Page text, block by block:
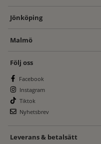
Jönköping
Malmö
Följ oss
Facebook
Instagram
Tiktok
Nyhetsbrev
Leverans & betalsätt